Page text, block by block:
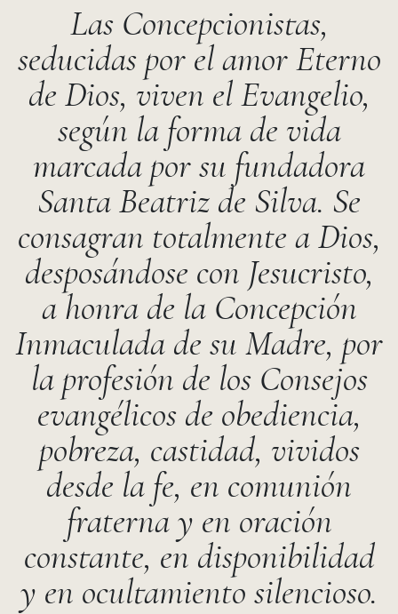
Las Concepcionistas,
seducidas por el amor Eterno
de Dios, viven el Evangelio,
según la forma de vida
marcada por su fundadora
Santa Beatriz de Silva. Se
consagran totalmente a Dios,
desposándose con Jesucristo,
a honra de la Concepción
Inmaculada de su Madre, por
la profesión de los Consejos
evangélicos de obediencia,
pobreza, castidad, vividos
desde la fe, en comunión
fraterna y en oración
constante, en disponibilidad
y en ocultamiento silencioso.